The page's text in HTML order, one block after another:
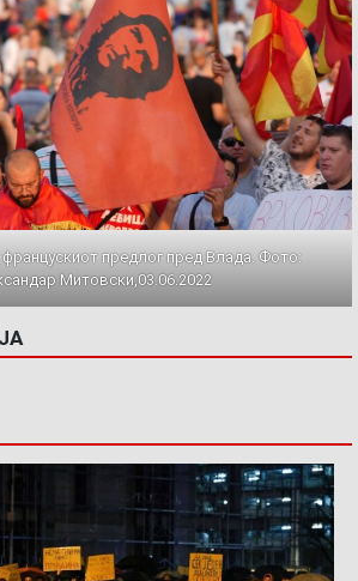
предлог пред Влада. Фото:
Митовски,03.06.2022